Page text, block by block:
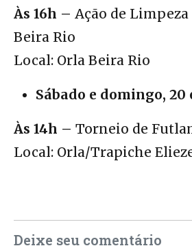
Às 16h – Ação de Limpeza
Beira Rio
Local: Orla Beira Rio
Sábado e domingo, 20
Às 14h – Torneio de
Local: Orla/Trapiche
Deixe seu comentário